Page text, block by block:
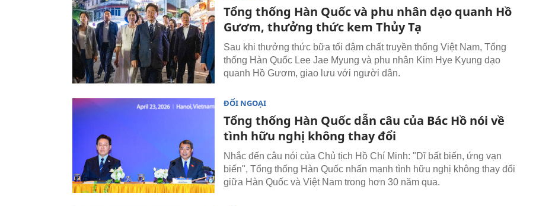
Tổng thống Hàn Quốc và phu nhân dạo quanh Hồ
Gươm, thưởng thức kem Thủy Tạ
Sau khi thưởng thức bữa tối đậm chất truyền thống Việt Nam, Tổng
thống Hàn Quốc Lee Jae Myung và phu nhân Kim Hye Kyung dạo
quanh Hồ Gươm, giao lưu với người dân.
ĐỐI NGOẠI
Tổng thống Hàn Quốc dẫn câu của Bác Hồ nói về
tình hữu nghị không thay đổi
Nhắc đến câu nói của Chủ tịch Hồ Chí Minh: "Dĩ bất biến, ứng vạn
biến", Tổng thống Hàn Quốc nhấn mạnh tình hữu nghị không thay đổi
giữa Hàn Quốc và Việt Nam trong hơn 30 năm qua.